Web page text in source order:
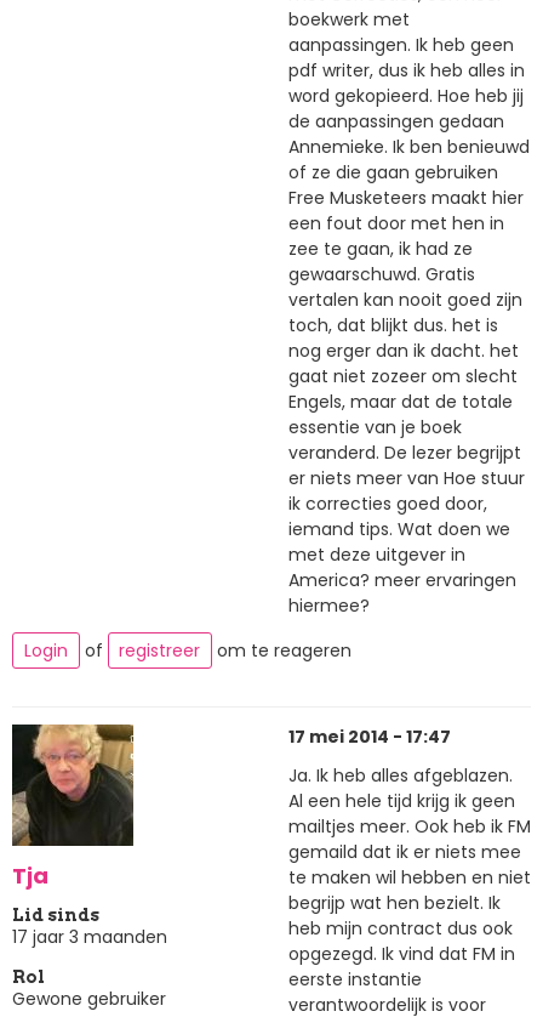
boekwerk met
aanpassingen. Ik heb geen
pdf writer, dus ik heb alles in
word gekopieerd. Hoe heb jij
de aanpassingen gedaan
Annemieke. Ik ben benieuwd
of ze die gaan gebruiken
Free Musketeers maakt hier
een fout door met hen in
zee te gaan, ik had ze
gewaarschuwd. Gratis
vertalen kan nooit goed zijn
toch, dat blijkt dus. het is
nog erger dan ik dacht. het
gaat niet zozeer om slecht
Engels, maar dat de totale
essentie van je boek
veranderd. De lezer begrijpt
er niets meer van Hoe stuur
ik correcties goed door,
iemand tips. Wat doen we
met deze uitgever in
America? meer ervaringen
hiermee?
Login
of registreer om te reageren
Tja
Lid sinds
17 jaar 3 maanden
Rol
Gewone gebruiker
17 mei 2014 - 17:47
Ja. Ik heb alles afgeblazen.
Al een hele tijd krijg ik geen
mailtjes meer. Ook heb ik FM
gemaild dat ik er niets mee
te maken wil hebben en niet
begrijp wat hen bezielt. Ik
heb mijn contract dus ook
opgezegd. Ik vind dat FM in
eerste instantie
verantwoordelijk is voor